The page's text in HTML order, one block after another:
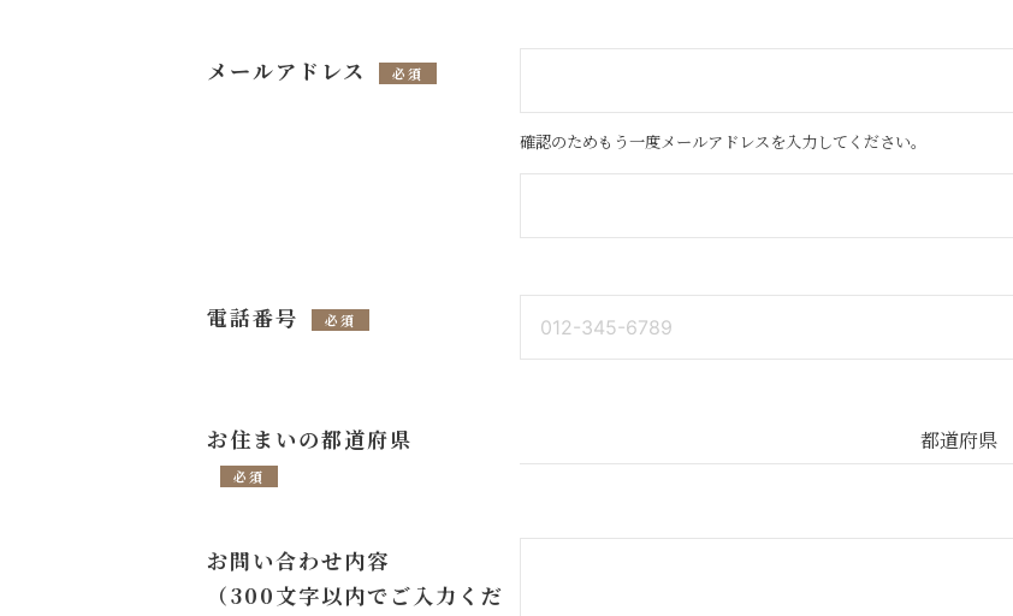
メールアドレス 必須
確認のためもう一度メールアドレスを入力してください。
電話番号 必須
お住まいの都道府県
必須
お問い合わせ内容
（300文字以内でご入力くだ